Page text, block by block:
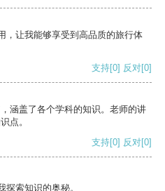
，让我能够享受到高品质的旅行体
支持[0] 反对[0]
涵盖了各个学科的知识。老师的讲
点。
支持[0] 反对[0]
索知识的奥秘。